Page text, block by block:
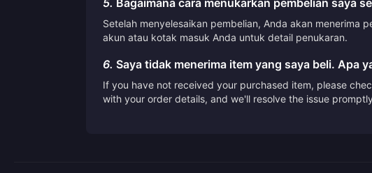
5. Bagaimana cara menukarkan pembelian saya
Setelah menyelesaikan pembelian, Anda akan menerima
akun atau kotak masuk Anda untuk detail penukaran.
6. Saya tidak menerima item yang saya beli. Apa
If you have not received your purchased item, please
with your order details, and we'll resolve the issue